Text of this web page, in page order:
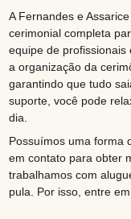
A Fernandes e
cerimonial completa
equipe de
a organização da
garantindo que tudo
suporte, você pode
dia.
Possuímos uma forma
em contato para obter
trabalhamos com
pula. Por isso, entre